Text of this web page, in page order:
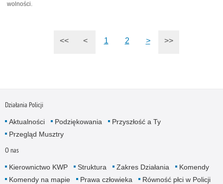
wolności.
<< < 1 2 > >>
Działania Policji
Aktualności Podziękowania
Przyszłość a Ty
Przegląd Musztry
O nas
Kierownictwo KWP Struktura Zakres Działania
Komendy
Komendy na mapie
Prawa człowieka Równość płci w Policji